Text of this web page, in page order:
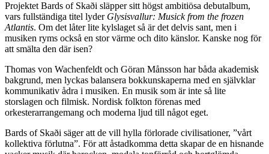
Projektet Bards of Skaði släpper sitt högst ambitiösa debutalbum,
vars fullständiga titel lyder Glysisvallur: Musick from the frozen
Atlantis. Om det låter lite kylslaget så är det delvis sant, men i
musiken ryms också en stor värme och dito känslor. Kanske nog för
att smälta den där isen?
Thomas von Wachenfeldt och Göran Månsson har båda akademisk
bakgrund, men lyckas balansera bokkunskaperna med en självklar
kommunikativ ådra i musiken. En musik som är inte så lite
storslagen och filmisk. Nordisk folkton förenas med
orkesterarrangemang och moderna ljud till något eget.
Bards of Skaði säger att de vill hylla förlorade civilisationer, ”vårt
kollektiva förlutna”. För att åstadkomma detta skapar de en hisnande